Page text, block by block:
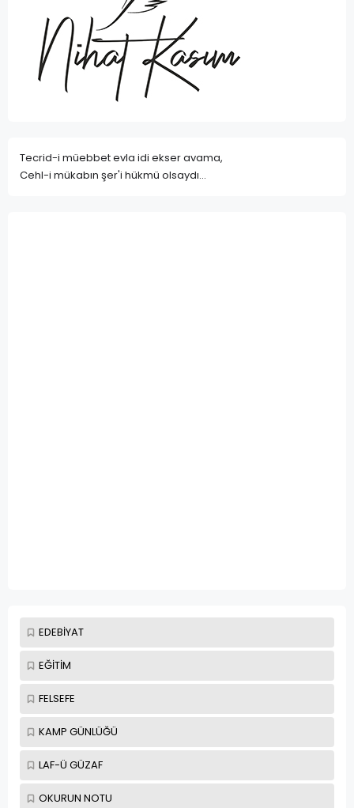
Tecrid-i müebbet evla idi ekser avama,
Cehl-i mükabın şer'i hükmü olsaydı...
EDEBİYAT
EĞİTİM
FELSEFE
KAMP GÜNLÜĞÜ
LAF-Ü GÜZAF
OKURUN NOTU